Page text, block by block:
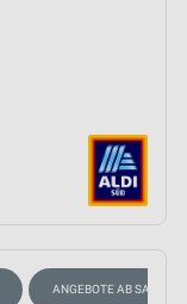
ANGEBOTE AB SAMSTAG